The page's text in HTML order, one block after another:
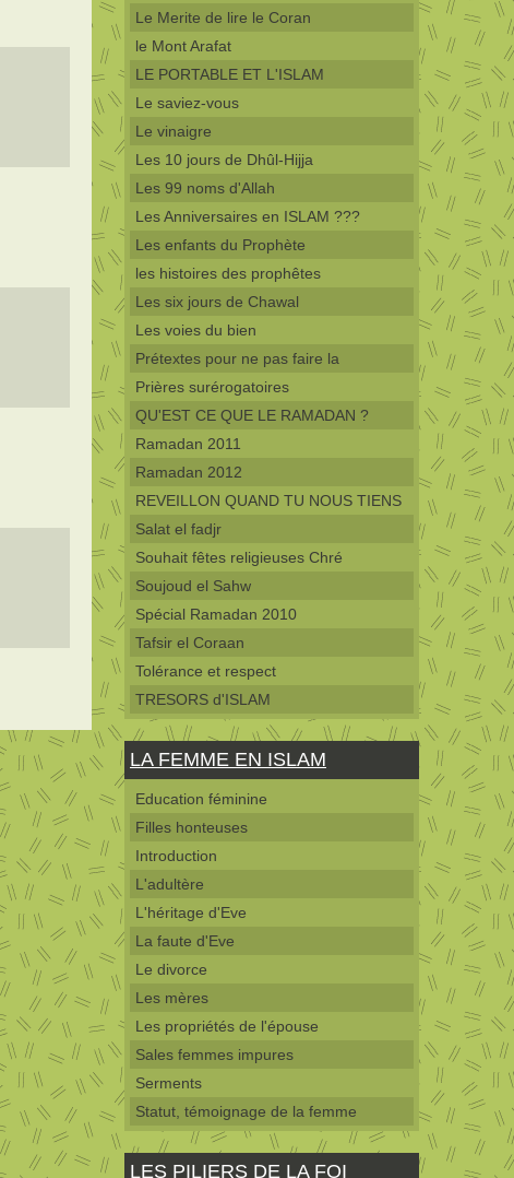
Le Merite de lire le Coran
le Mont Arafat
LE PORTABLE ET L'ISLAM
Le saviez-vous
Le vinaigre
Les 10 jours de Dhûl-Hijja
Les 99 noms d'Allah
Les Anniversaires en ISLAM ???
Les enfants du Prophète
les histoires des prophêtes
Les six jours de Chawal
Les voies du bien
Prétextes pour ne pas faire la
Prières surérogatoires
QU'EST CE QUE LE RAMADAN ?
Ramadan 2011
Ramadan 2012
REVEILLON QUAND TU NOUS TIENS
Salat el fadjr
Souhait fêtes religieuses Chré
Soujoud el Sahw
Spécial Ramadan 2010
Tafsir el Coraan
Tolérance et respect
TRESORS d'ISLAM
LA FEMME EN ISLAM
Education féminine
Filles honteuses
Introduction
L'adultère
L'héritage d'Eve
La faute d'Eve
Le divorce
Les mères
Les propriétés de l'épouse
Sales femmes impures
Serments
Statut, témoignage de la femme
LES PILIERS DE LA FOI